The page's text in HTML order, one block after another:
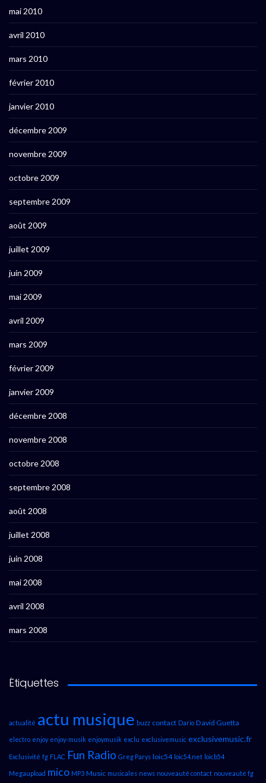
mai 2010
avril 2010
mars 2010
février 2010
janvier 2010
décembre 2009
novembre 2009
octobre 2009
septembre 2009
août 2009
juillet 2009
juin 2009
mai 2009
avril 2009
mars 2009
février 2009
janvier 2009
décembre 2008
novembre 2008
octobre 2008
septembre 2008
août 2008
juillet 2008
juin 2008
mai 2008
avril 2008
mars 2008
Étiquettes
actualité actu musique buzz contact Dario David Guetta
electro enjoy enjoy-musik enjoymusik exclu exclusivemusic exclusivemusic.fr
Exclusivité fg FLAC Fun Radio Greg Parys loic54 loic54.net loicb54
Megaupload mico MP3 Music musicales news nouveauté contact nouveauté fg